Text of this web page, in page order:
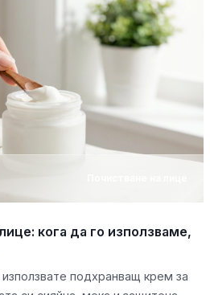
кога да го използваме,
подхранващ крем за